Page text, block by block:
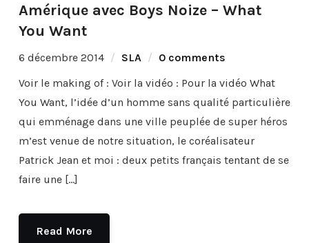
Amérique avec Boys Noize – What
You Want
6 décembre 2014 SLA
0 comments
Voir le making of : Voir la vidéo : Pour la vidéo What
You Want, l’idée d’un homme sans qualité particulière
qui emménage dans une ville peuplée de super héros
m’est venue de notre situation, le coréalisateur
Patrick Jean et moi : deux petits français tentant de se
faire une […]
Read More